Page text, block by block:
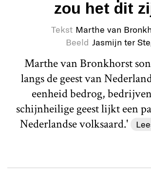
zou het dit
Tekst Marthe van
Beeld Jasmijn ter
Marthe van Bronkhorst
langs de geest van
eenheid bedrog,
schijnheilige geest lijkt een
Nederlandse volksaard.'